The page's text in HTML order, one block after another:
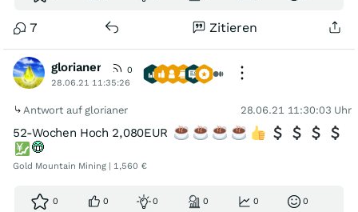
7 Zitieren
glorianer
0
28.06.21 11:35:26
Antwort auf glorianer 28.06.21 11:30:03 Uhr
52-Wochen Hoch 2,080EUR
Gold Mountain Mining | 1,560 €
0 0 0 0 0 0